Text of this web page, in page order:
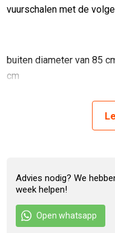
vuurschalen met de
buiten diameter van 85
cm
8719327461020 :Spit
Advies nodig? We
week helpen!
Open whatsapp